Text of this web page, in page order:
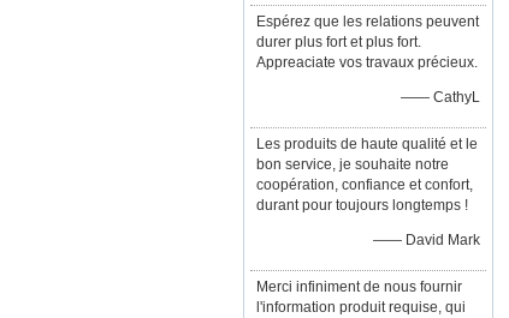
Espérez que les relations peuvent
durer plus fort et plus fort.
Appreaciate vos travaux précieux.
—— CathyL
Les produits de haute qualité et le
bon service, je souhaite notre
coopération, confiance et confort,
durant pour toujours longtemps !
—— David Mark
Merci infiniment de nous fournir
l'information produit requise, qui